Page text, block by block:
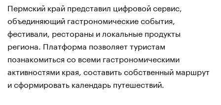
Пермский край представил цифровой сервис,
объединяющий гастрономические события,
фестивали, рестораны и локальные продукты
региона. Платформа позволяет туристам
познакомиться со всеми гастрономическими
активностями края, составить собственный маршрут
и сформировать календарь путешествий.